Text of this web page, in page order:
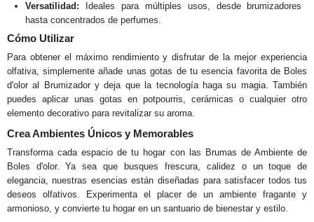
Versatilidad: Ideales para múltiples usos, desde brumizadores
hasta concentrados de perfumes.
Cómo Utilizar
Para obtener el máximo rendimiento y disfrutar de la mejor experiencia
olfativa, simplemente añade unas gotas de tu esencia favorita de Boles
d'olor al Brumizador y deja que la tecnología haga su magia. También
puedes aplicar unas gotas en potpourris, cerámicas o cualquier otro
elemento decorativo para revitalizar su aroma.
Crea Ambientes Únicos y Memorables
Transforma cada espacio de tu hogar con las Brumas de Ambiente de
Boles d'olor. Ya sea que busques frescura, calidez o un toque de
elegancia, nuestras esencias están diseñadas para satisfacer todos tus
deseos olfativos. Experimenta el placer de un ambiente fragante y
armonioso, y convierte tu hogar en un santuario de bienestar y estilo.